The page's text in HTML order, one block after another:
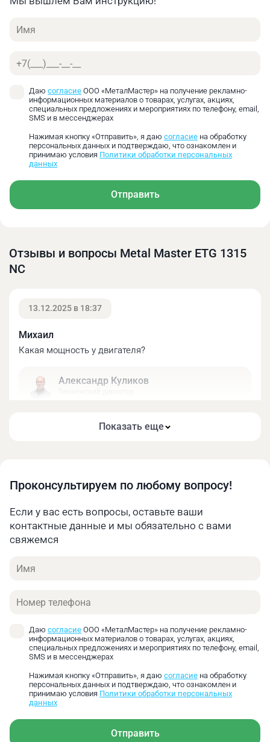
для резки металлических листов. Данное
автомобилестроении, судостроении, производстве
оборудования, а также для резки
случаях. Прочность отрезного материала на
разрыв должна быть менее 48 кг/мм. В случае
резки листов с высокой прочностью на разрыв
уменьшена соответственно. Благодаря
компактной сварной конструкции из стального
прочностью на разрыв.
Описание:
Гильотина Metal Master ETG 1315 NC оснащена
моторизированным задним столом.
осуществляется числовым контроллером MD11-1.
понятным интерфейсом, также на панели
выключения, световой индикатор питания и
грибок аварийного выключения.
Имя
Телефон
Даю согласие ООО «МеталМастер» на получение рекламно-
информационных материалов о товарах, услугах, акциях,
специальных предложениях и мероприятиях по телефону, email,
SMS и в мессенджерах
Нажимая кнопку «Отправить», я даю согласие на обработку
персональных данных и подтверждаю, что ознакомлен и
принимаю условия Политики обработки персональных
данных
Отправить
Отзывы и вопросы Metal Master ETG 1315
NC
13.12.2025 в 18:37
Михаил
Какая мощность у двигателя?
Александр Куликов
Какая высота у рабочего стола?
720 мм.
Показать еще
Проконсультируем по любому вопросу!
Если у вас есть вопросы, оставьте ваши
контактные данные и мы обязательно с вами
свяжемся
Имя
Телефон
Даю согласие ООО «МеталМастер» на получение рекламно-
информационных материалов о товарах, услугах, акциях,
специальных предложениях и мероприятиях по телефону, email,
SMS и в мессенджерах
Нажимая кнопку «Отправить», я даю согласие на обработку
персональных данных и подтверждаю, что ознакомлен и
принимаю условия Политики обработки персональных
данных
Отправить